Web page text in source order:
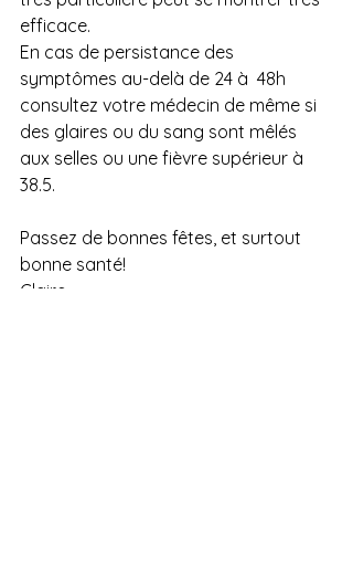
efficace.
En cas de persistance des
symptômes au-delà de 24 à  48h
consultez votre médecin de même si
des glaires ou du sang sont mêlés
aux selles ou une fièvre supérieur à
38.5.
Passez de bonnes fêtes, et surtout
bonne santé!
Claire